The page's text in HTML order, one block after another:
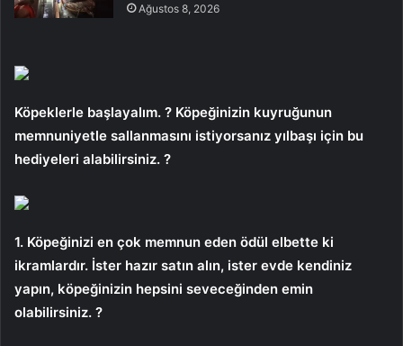
Ağustos 8, 2026
Köpeklerle başlayalım. ? Köpeğinizin kuyruğunun
memnuniyetle sallanmasını istiyorsanız yılbaşı için bu
hediyeleri alabilirsiniz. ?
1. Köpeğinizi en çok memnun eden ödül elbette ki
ikramlardır. İster hazır satın alın, ister evde kendiniz
yapın, köpeğinizin hepsini seveceğinden emin
olabilirsiniz. ?